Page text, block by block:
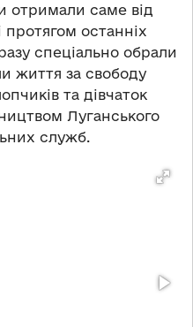
отримали саме від
протягом останніх
спеціально обрали
життя за свободу
та дівчаток
Луганського
служб.